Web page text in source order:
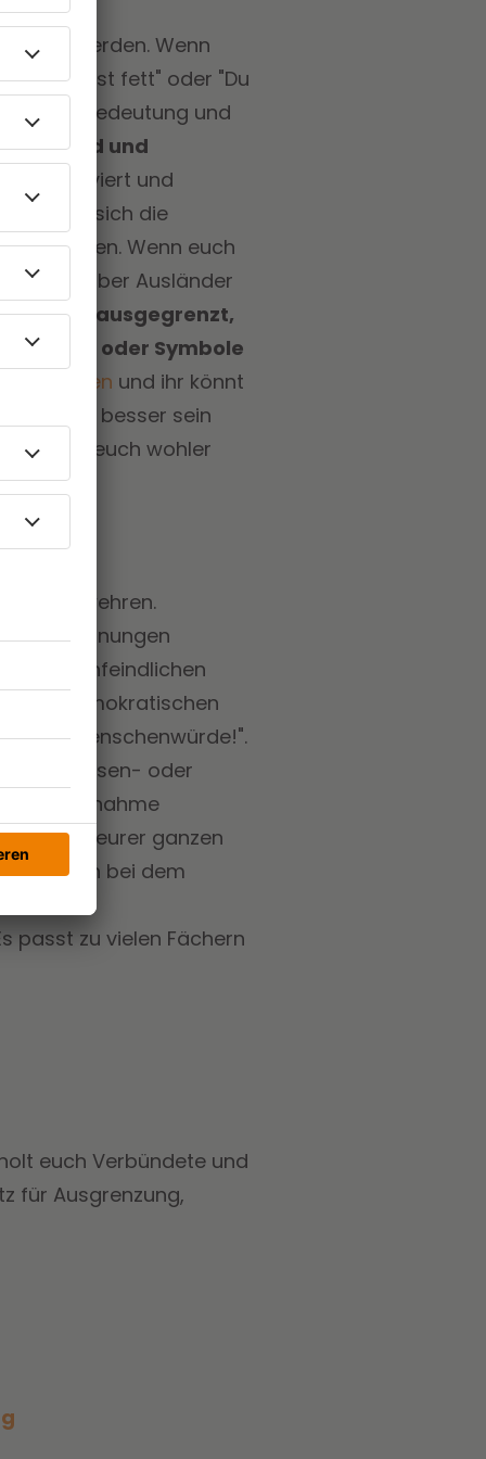
zu werden. Wenn
"Du bist fett" oder "Du
über Bedeutung und
und
motiviert und
Damit sich die
Wenn euch
über Ausländer
Kinder ausgegrenzt,
oder Symbole
Eingreifen und ihr könnt
kann es besser sein
ihr euch wohler
wehren.
und Meinungen
einer demokratischen
die Menschenwürde!".
Klassen- oder
die Teilnahme
an eurer ganzen
machen bei dem
passt zu vielen Fächern
euch Verbündete und
für Ausgrenzung,